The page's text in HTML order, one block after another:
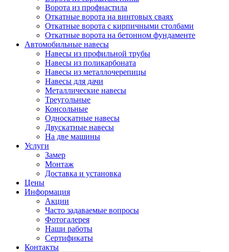
Ворота из профнастила
Откатные ворота на винтовых сваях
Откатные ворота с кирпичными столбами
Откатные ворота на бетонном фундаменте
Автомобильные навесы
Навесы из профильной трубы
Навесы из поликарбоната
Навесы из металлочерепицы
Навесы для дачи
Металлические навесы
Треугольные
Консольные
Односкатные навесы
Двускатные навесы
На две машины
Услуги
Замер
Монтаж
Доставка и установка
Цены
Информация
Акции
Часто задаваемые вопросы
Фотогалерея
Наши работы
Сертификаты
Контакты